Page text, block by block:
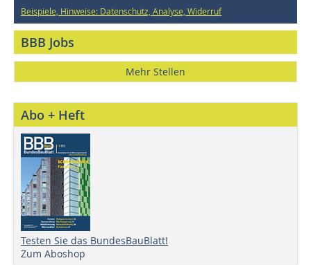
Beispiele, Hinweise: Datenschutz, Analyse, Widerruf
BBB Jobs
Mehr Stellen
Abo + Heft
Testen Sie das BundesBauBlatt!
Zum Aboshop